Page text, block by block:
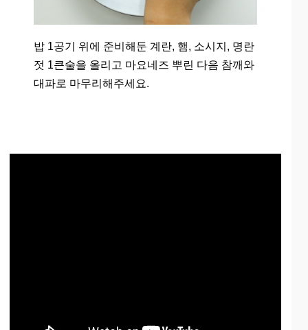
밥 1공기 위에 준비해둔 계란, 햄, 소시지, 명란
젓 1큰술을 올리고 마요네즈 뿌린 다음 참깨와
대파로 마무리해주세요.